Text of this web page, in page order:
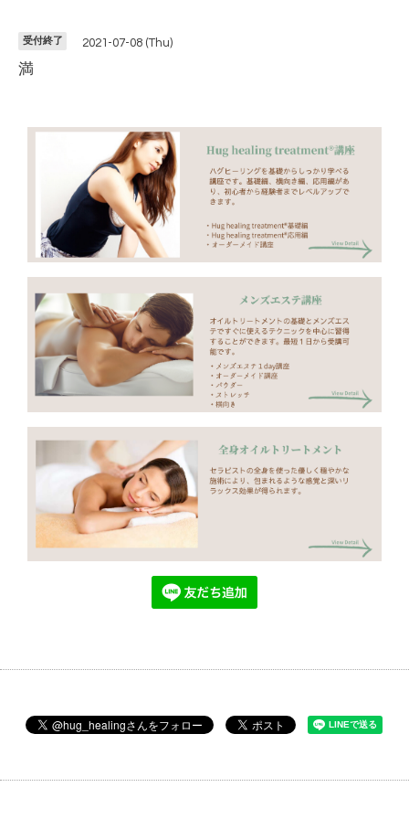
受付終了 2021-07-08 (Thu)
満